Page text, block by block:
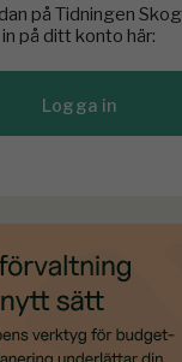
på Tidningen
in på ditt konto här:
Logga in